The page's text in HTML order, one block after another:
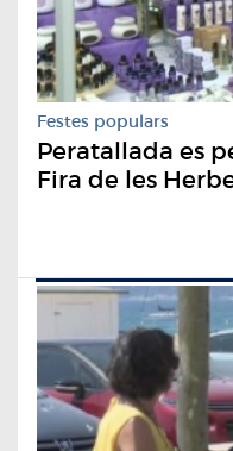
Festes populars
Peratallada es
Fira de les